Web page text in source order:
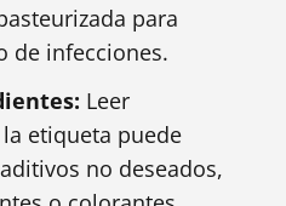
para
de infecciones.
Leer
etiqueta puede
no deseados,